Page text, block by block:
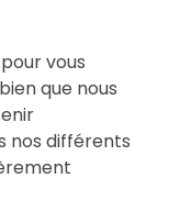
vous
que nous
nos différents